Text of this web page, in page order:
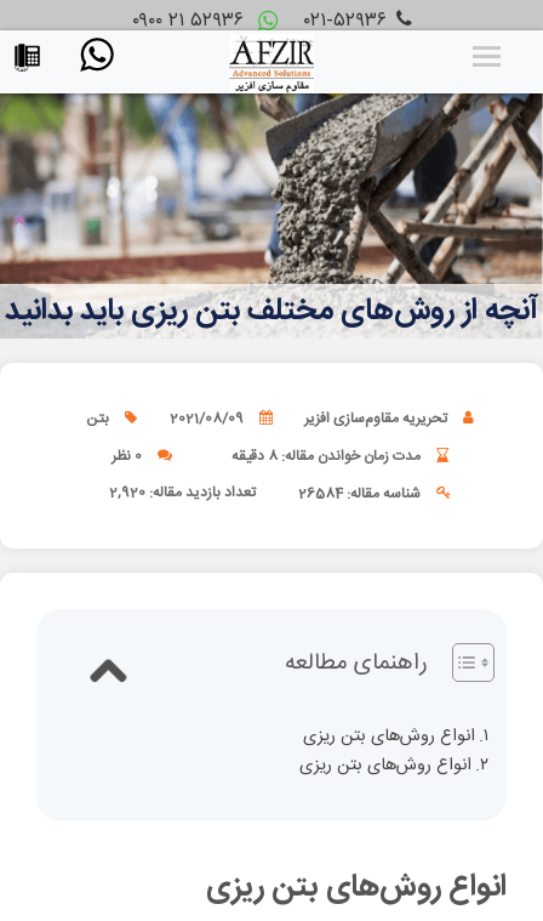
۰۲۱-۵۲۹۳۶ ۰۹۰۰ ۲۱ ۵۲۹۳۶
آنچه از روش‌های مختلف بتن ریزی باید بدانید
تحریریه مقاوم‌سازی افزیر 2021/08/09
بتن
مدت زمان خواندن مقاله: 8 دقیقه
0 نظر
شناسه مقاله: 26584
تعداد بازدید مقاله: 2,920
راهنمای مطالعه
انواع روش‌های بتن ریزی
انواع روش‌های بتن ریزی
انواع روش‌های بتن ریزی